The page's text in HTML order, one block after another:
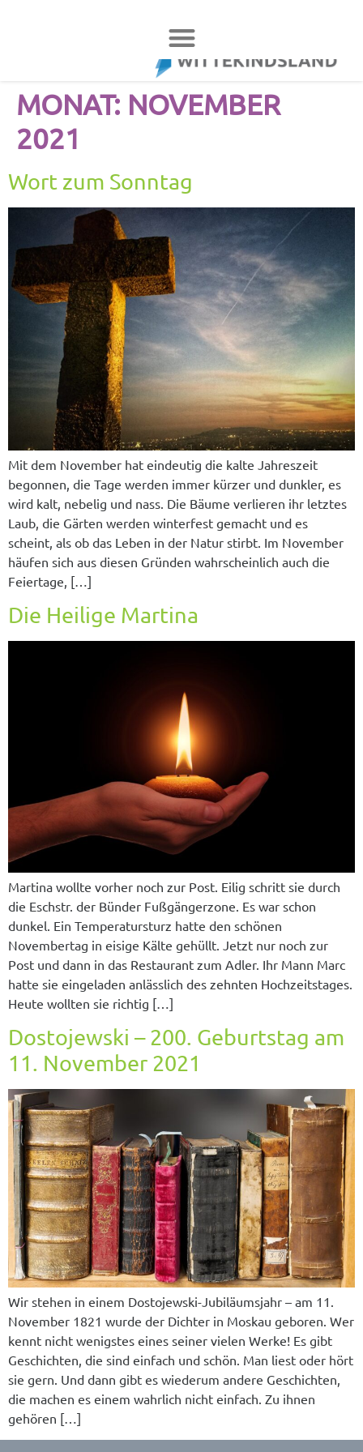
MONAT: NOVEMBER
2021
Wort zum Sonntag
Mit dem November hat eindeutig die kalte Jahreszeit
begonnen, die Tage werden immer kürzer und dunkler, es
wird kalt, nebelig und nass. Die Bäume verlieren ihr letztes
Laub, die Gärten werden winterfest gemacht und es
scheint, als ob das Leben in der Natur stirbt. Im November
häufen sich aus diesen Gründen wahrscheinlich auch die
Feiertage, […]
Die Heilige Martina
Martina wollte vorher noch zur Post. Eilig schritt sie durch
die Eschstr. der Bünder Fußgängerzone. Es war schon
dunkel. Ein Temperatursturz hatte den schönen
Novembertag in eisige Kälte gehüllt. Jetzt nur noch zur
Post und dann in das Restaurant zum Adler. Ihr Mann Marc
hatte sie eingeladen anlässlich des zehnten Hochzeitstages.
Heute wollten sie richtig […]
Dostojewski – 200. Geburtstag am
11. November 2021
Wir stehen in einem Dostojewski-Jubiläumsjahr – am 11.
November 1821 wurde der Dichter in Moskau geboren. Wer
kennt nicht wenigstes eines seiner vielen Werke! Es gibt
Geschichten, die sind einfach und schön. Man liest oder hört
sie gern. Und dann gibt es wiederum andere Geschichten,
die machen es einem wahrlich nicht einfach. Zu ihnen
gehören […]